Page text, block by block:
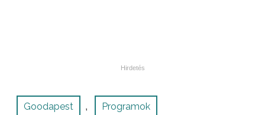
Goodapest , Programok